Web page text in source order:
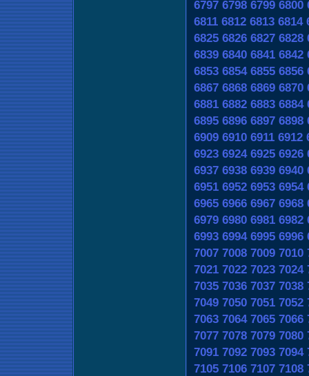
6797 6798 6799 6800
6811 6812 6813 6814
6825 6826 6827 6828
6839 6840 6841 6842
6853 6854 6855 6856
6867 6868 6869 6870
6881 6882 6883 6884
6895 6896 6897 6898
6909 6910 6911 6912
6923 6924 6925 6926
6937 6938 6939 6940
6951 6952 6953 6954
6965 6966 6967 6968
6979 6980 6981 6982
6993 6994 6995 6996
7007 7008 7009 7010
7021 7022 7023 7024
7035 7036 7037 7038
7049 7050 7051 7052
7063 7064 7065 7066
7077 7078 7079 7080
7091 7092 7093 7094
7105 7106 7107 7108